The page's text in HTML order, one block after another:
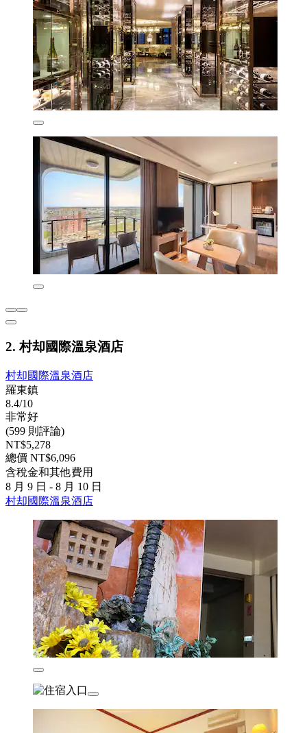
2. 村却國際溫泉酒店
村却國際溫泉酒店
羅東鎮
8.4/10
非常好
(599 則評論)
NT$5,278
總價 NT$6,096
含稅金和其他費用
8 月 9 日 - 8 月 10 日
村却國際溫泉酒店